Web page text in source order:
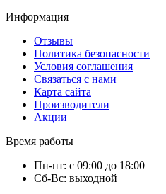
Информация
Отзывы
Политика безопасности
Условия соглашения
Связаться с нами
Карта сайта
Производители
Акции
Время работы
Пн-пт: с 09:00 до 18:00
Сб-Вс: выходной